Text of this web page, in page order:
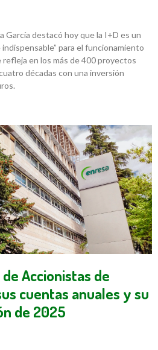
García destacó hoy que la I+D es un
para el funcionamiento
refleja en los más de 400 proyectos
décadas con una inversión
Accionistas de
cuentas anuales y su
de 2025